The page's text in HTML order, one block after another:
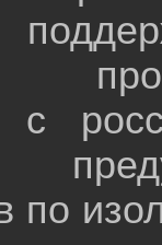
с
по